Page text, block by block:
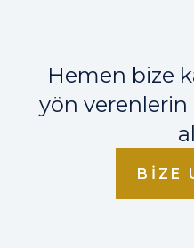
Hemen bize
yön verenlerin
BIZE